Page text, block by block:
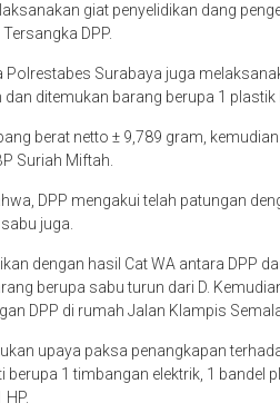
giat penyelidikan dang
DPP.
Polrestabes Surabaya juga
dan ditemukan barang berupa 1
berat netto ± 9,789 gram,
Suriah Miftah.
DPP mengakui telah patungan
juga.
dengan hasil Cat WA antara DPP
berupa sabu turun dari D.
DPP di rumah Jalan Klampis
upaya paksa penangkapan
berupa 1 timbangan elektrik, 1 bandel